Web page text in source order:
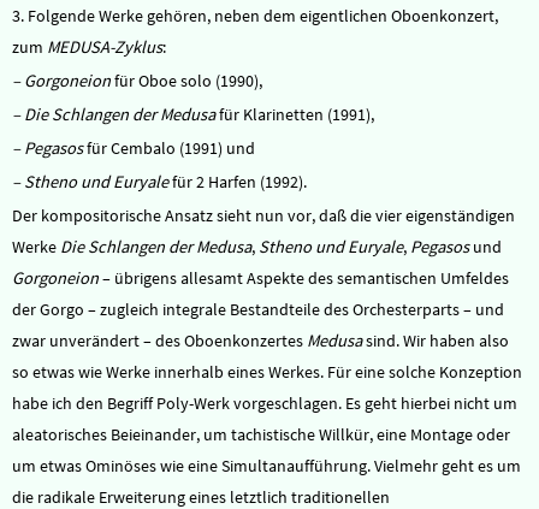
3. Folgende Werke gehören, neben dem eigentlichen Oboenkonzert,
zum MEDUSA-Zyklus:
– Gorgoneionfür Oboe solo (1990),
– Die Schlangen der Medusafür Klarinetten (1991),
– Pegasosfür Cembalo (1991) und
– Stheno und Euryalefür 2 Harfen (1992).
Der kompositorische Ansatz sieht nun vor, daß die vier eigenständigen
Werke Die Schlangen der Medusa, Stheno und Euryale, Pegasosund
Gorgoneion– übrigens allesamt Aspekte des semantischen Umfeldes
der Gorgo – zugleich integrale Bestandteile des Orchesterparts – und
zwar unverändert – des Oboenkonzertes Medusasind. Wir haben also
so etwas wie Werke innerhalb eines Werkes. Für eine solche Konzeption
habe ich den Begriff Poly-Werk vorgeschlagen. Es geht hierbei nicht um
aleatorisches Beieinander, um tachistische Willkür, eine Montage oder
um etwas Ominöses wie eine Simultanaufführung. Vielmehr geht es um
die radikale Erweiterung eines letztlich traditionellen